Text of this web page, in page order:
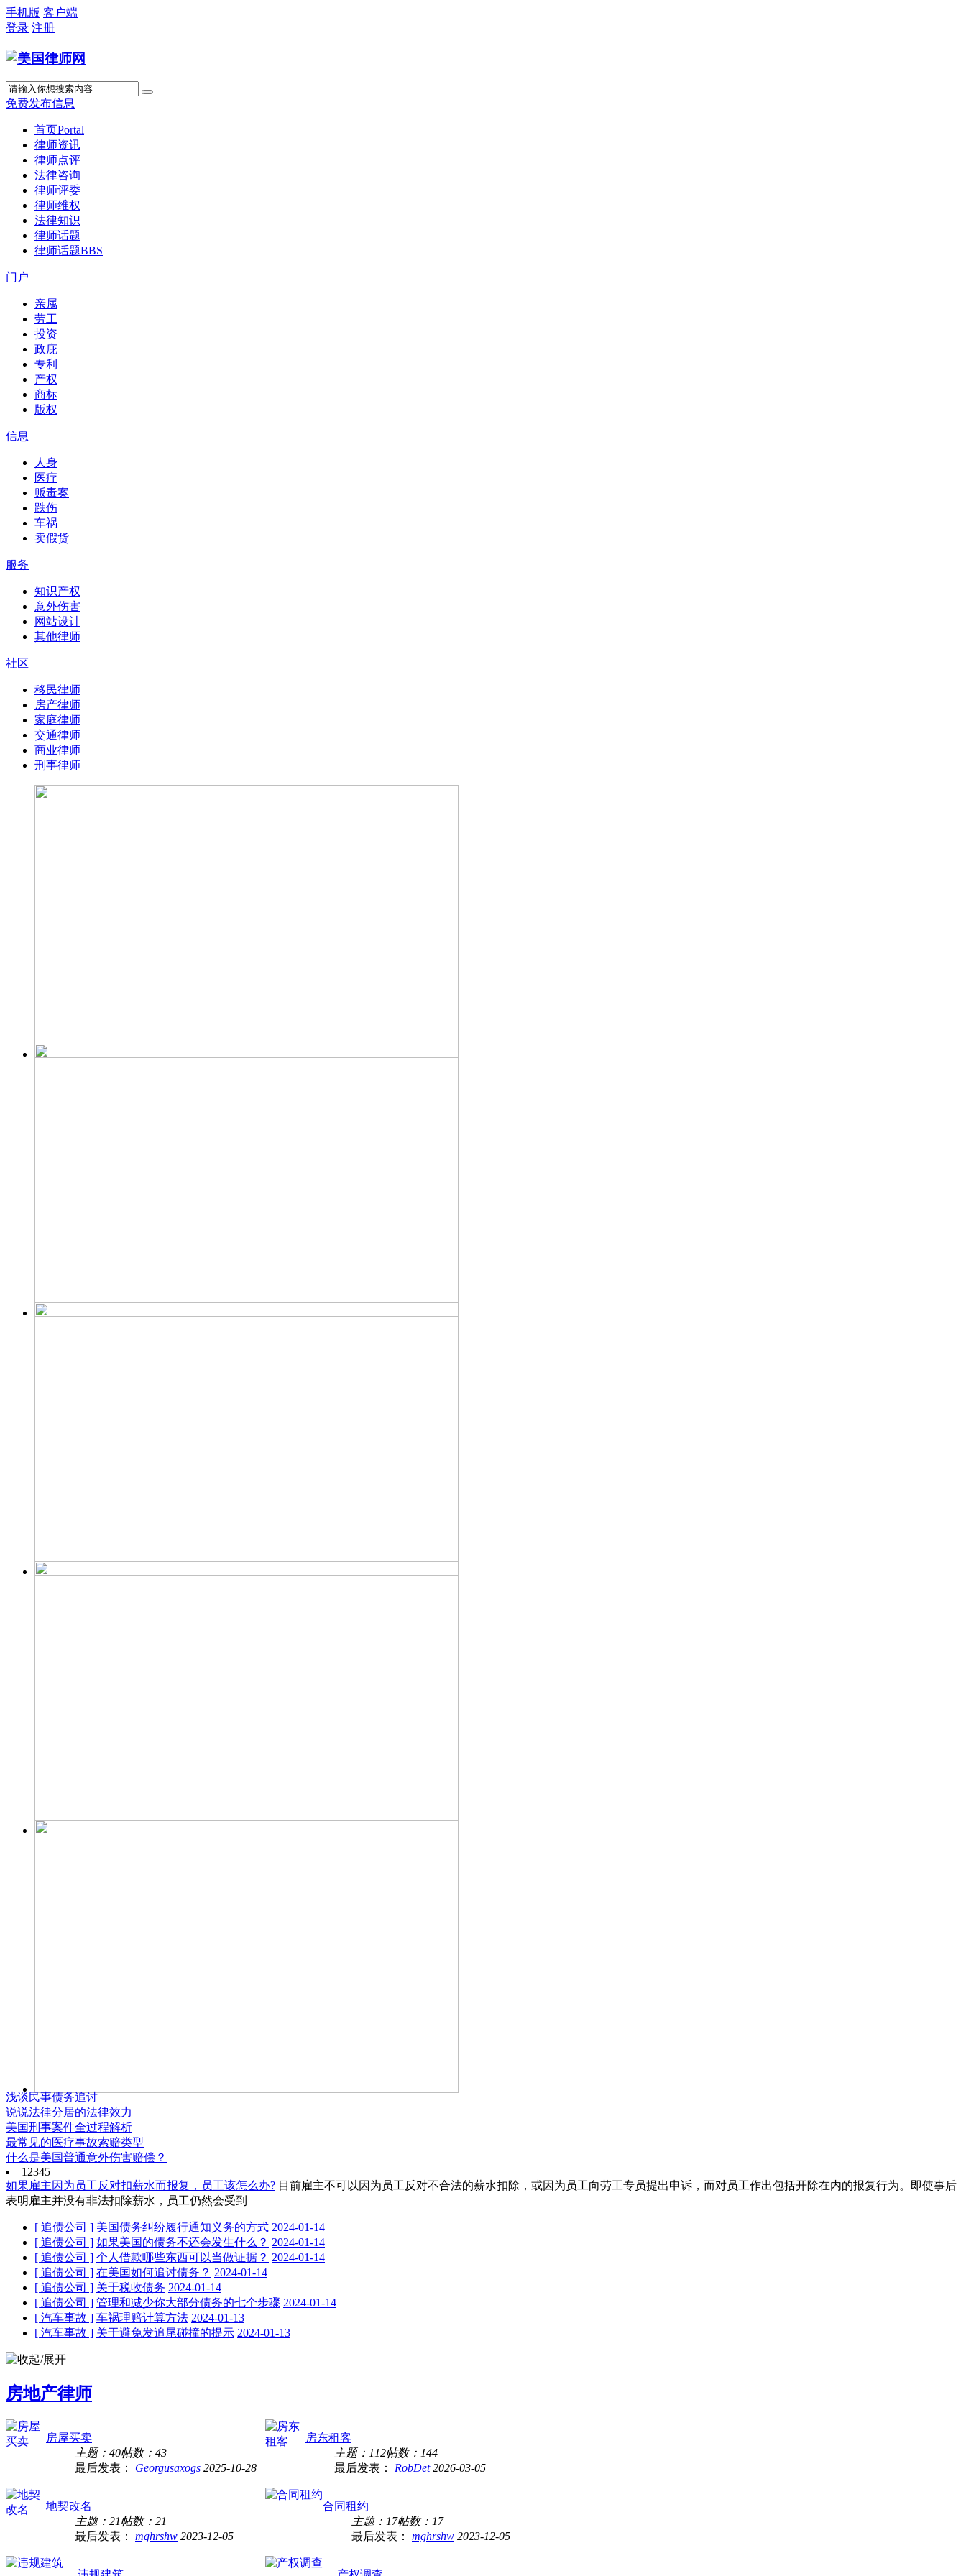
手机版 客户端
登录 注册
免费发布信息
首页Portal
律师资讯
律师点评
法律咨询
律师评委
律师维权
法律知识
律师话题
律师话题BBS
门户
亲属
劳工
投资
政庇
专利
产权
商标
版权
信息
人身
医疗
贩毒案
跌伤
车祸
卖假货
服务
知识产权
意外伤害
网站设计
其他律师
社区
移民律师
房产律师
家庭律师
交通律师
商业律师
刑事律师
浅谈民事债务追讨
说说法律分居的法律效力
美国刑事案件全过程解析
最常见的医疗事故索赔类型
什么是美国普通意外伤害赔偿？
12345
如果雇主因为员工反对扣薪水而报复，员工该怎么办? 目前雇主不可以因为员工反对不合法的薪水扣除，或因为员工向劳工专员提出申诉，而对员工作出包括开除在内的报复行为。即使事后
表明雇主并没有非法扣除薪水，员工仍然会受到
[ 追债公司 ] 美国债务纠纷履行通知义务的方式 2024-01-14
[ 追债公司 ] 如果美国的债务不还会发生什么？ 2024-01-14
[ 追债公司 ] 个人借款哪些东西可以当做证据？ 2024-01-14
[ 追债公司 ] 在美国如何追讨债务？ 2024-01-14
[ 追债公司 ] 关于税收债务 2024-01-14
[ 追债公司 ] 管理和减少你大部分债务的七个步骤 2024-01-14
[ 汽车事故 ] 车祸理赔计算方法 2024-01-13
[ 汽车事故 ] 关于避免发追尾碰撞的提示 2024-01-13
房地产律师
房屋买卖
主题：40帖数：43
最后发表： Georgusaxogs 2025-10-28
房东租客
主题：112帖数：144
最后发表： RobDet2026-03-05
地契改名
主题：21帖数：21
最后发表： mghrshw 2023-12-05
合同租约
主题：17帖数：17
最后发表： mghrshw 2023-12-05